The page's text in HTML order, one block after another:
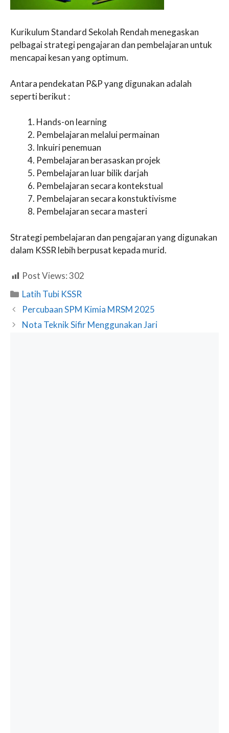
Kurikulum Standard Sekolah Rendah menegaskan
pelbagai strategi pengajaran dan pembelajaran untuk
mencapai kesan yang optimum.
Antara pendekatan P&P yang digunakan adalah
seperti berikut :
Hands-on learning
Pembelajaran melalui permainan
Inkuiri penemuan
Pembelajaran berasaskan projek
Pembelajaran luar bilik darjah
Pembelajaran secara kontekstual
Pembelajaran secara konstuktivisme
Pembelajaran secara masteri
Strategi pembelajaran dan pengajaran yang digunakan
dalam KSSR lebih berpusat kepada murid.
Post Views:302
Categories
Latih Tubi KSSR
Percubaan SPM Kimia MRSM 2025
Nota Teknik Sifir Menggunakan Jari